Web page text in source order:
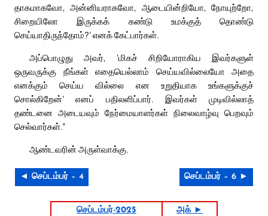
தாகமாகவோ, அன்னியராகவோ, ஆடையின்றியோ, நோயுற்றோ,
சிறையிலோ இருக்கக் கண்டு உமக்குத் தொண்டு
செய்யாதிருந்தோம்?’ எனக் கேட்பார்கள்.
அப்பொழுது அவர், ‘மிகச் சிறியோராகிய இவர்களுள்
ஒருவருக்கு நீங்கள் எதையெல்லாம் செய்யவில்லையோ அதை
எனக்கும் செய்ய வில்லை என உறுதியாக உங்களுக்குச்
சொல்கிறேன்’ எனப் பதிலளிப்பார். இவர்கள் முடிவில்லாத்
தண்டனை அடையவும் நேர்மையாளர்கள் நிலைவாழ்வு பெறவும்
செல்வார்கள்.”
ஆண்டவரின் அருள்வாக்கு.
◄ செப்டம்பர் – 4 செப்டம்பர் – 6 ►
செப்டம்பர்-2025
அக் ►